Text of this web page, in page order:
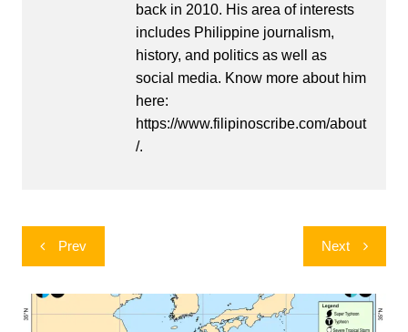
back in 2010. His area of interests
includes Philippine journalism,
history, and politics as well as
social media. Know more about him
here:
https://www.filipinoscribe.com/about
/.
Post
navigation
Prev Next